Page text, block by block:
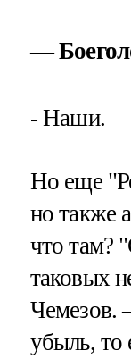
—
- Наши.
Но еще
но также
что там?
таковых
Чемезов.
убыль, то